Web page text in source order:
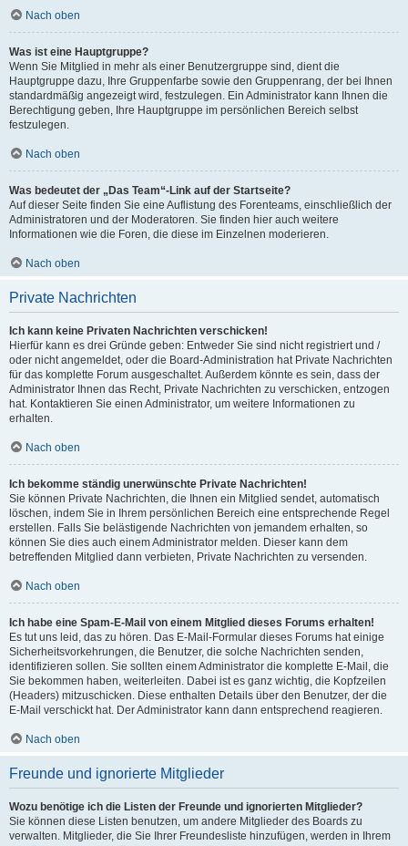
Nach oben
Was ist eine Hauptgruppe?
Wenn Sie Mitglied in mehr als einer Benutzergruppe sind, dient die
Hauptgruppe dazu, Ihre Gruppenfarbe sowie den Gruppenrang, der bei Ihnen
standardmäßig angezeigt wird, festzulegen. Ein Administrator kann Ihnen die
Berechtigung geben, Ihre Hauptgruppe im persönlichen Bereich selbst
festzulegen.
Nach oben
Was bedeutet der „Das Team“-Link auf der Startseite?
Auf dieser Seite finden Sie eine Auflistung des Forenteams, einschließlich der
Administratoren und der Moderatoren. Sie finden hier auch weitere
Informationen wie die Foren, die diese im Einzelnen moderieren.
Nach oben
Private Nachrichten
Ich kann keine Privaten Nachrichten verschicken!
Hierfür kann es drei Gründe geben: Entweder Sie sind nicht registriert und /
oder nicht angemeldet, oder die Board-Administration hat Private Nachrichten
für das komplette Forum ausgeschaltet. Außerdem könnte es sein, dass der
Administrator Ihnen das Recht, Private Nachrichten zu verschicken, entzogen
hat. Kontaktieren Sie einen Administrator, um weitere Informationen zu
erhalten.
Nach oben
Ich bekomme ständig unerwünschte Private Nachrichten!
Sie können Private Nachrichten, die Ihnen ein Mitglied sendet, automatisch
löschen, indem Sie in Ihrem persönlichen Bereich eine entsprechende Regel
erstellen. Falls Sie belästigende Nachrichten von jemandem erhalten, so
können Sie dies auch einem Administrator melden. Dieser kann dem
betreffenden Mitglied dann verbieten, Private Nachrichten zu versenden.
Nach oben
Ich habe eine Spam-E-Mail von einem Mitglied dieses Forums erhalten!
Es tut uns leid, das zu hören. Das E-Mail-Formular dieses Forums hat einige
Sicherheitsvorkehrungen, die Benutzer, die solche Nachrichten senden,
identifizieren sollen. Sie sollten einem Administrator die komplette E-Mail, die
Sie bekommen haben, weiterleiten. Dabei ist es ganz wichtig, die Kopfzeilen
(Headers) mitzuschicken. Diese enthalten Details über den Benutzer, der die
E-Mail verschickt hat. Der Administrator kann dann entsprechend reagieren.
Nach oben
Freunde und ignorierte Mitglieder
Wozu benötige ich die Listen der Freunde und ignorierten Mitglieder?
Sie können diese Listen benutzen, um andere Mitglieder des Boards zu
verwalten. Mitglieder, die Sie Ihrer Freundesliste hinzufügen, werden in Ihrem